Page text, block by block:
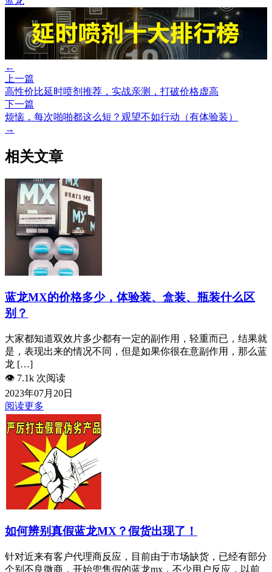
←
上一篇
高性价比延时喷剂推荐，实战亲测，打破价格虚高
下一篇
烦恼，每次啪啪都这么短？观望不如行动（有体验装）
→
相关文章
蓝龙MX的价格多少，体验装、盒装、瓶装什么区
别？
大家都知道双效片多少都有一定的副作用，轻重而已，结果就
是，表现出来的情况不同，但是如果你很在意副作用，那么蓝
龙 […]
👁️ 7.1k 次阅读
2023年07月20日
阅读更多
如何辨别真假蓝龙MX？假货出现了！
针对近来有客户代理商反应，目前由于市场缺货，已经有部分
个别不良微商，开始兜售假的蓝龙mx，不少用户反应，以前